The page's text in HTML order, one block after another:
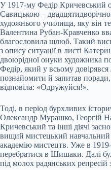
У 1917-му Федір Кричевський
Савицькою –
художнього училища, яку він
Валентина Рубан-Кравченко
благословила шлюб. Такий
з опису ситуації в листі
двоюрідної онуки художника
Федір, який у всьому довірявся
познайомити й запитав
відповіла: «Одружуйся!».
Тоді, в період бурхливих
Олександр Мурашко, Георгій
Кричевський та інші діячі
вищий мистецький навчальний
академію мистецтв. Уже в
перебратися в Шишаки. Далі
під молох радянських репресій